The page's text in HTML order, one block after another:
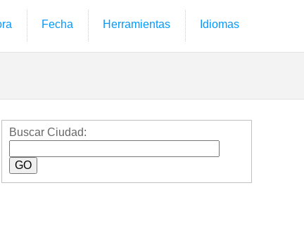
Fecha Herramientas Idiomas
Buscar Ciudad: